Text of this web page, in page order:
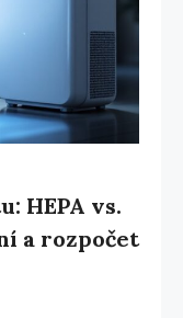
HEPA vs.
a rozpočet